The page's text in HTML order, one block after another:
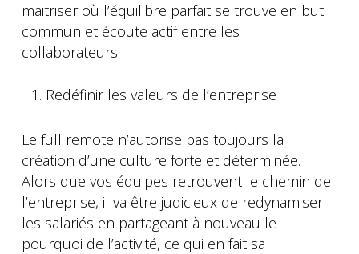
maitriser où l’équilibre parfait se trouve en but
commun et écoute actif entre les
collaborateurs.
Redéfinir les valeurs de l’entreprise
Le full remote n’autorise pas toujours la
création d’une culture forte et déterminée.
Alors que vos équipes retrouvent le chemin de
l’entreprise, il va être judicieux de redynamiser
les salariés en partageant à nouveau le
pourquoi de l’activité, ce qui en fait sa